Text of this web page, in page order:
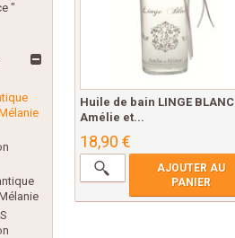
"
Huile de bain LINGE BLANC
Amélie et...
18,90 €
AJOUTER AU
PANIER